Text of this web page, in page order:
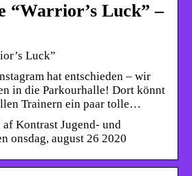
“Warrior’s Luck” –
Luck”
hat entschieden – wir
in die Parkourhalle! Dort könnt
Trainern ein paar tolle…
Kontrast Jugend- und
onsdag, august 26 2020